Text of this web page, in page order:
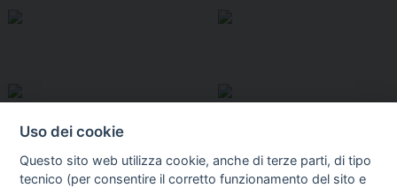
Uso dei cookie
Questo sito web utilizza cookie, anche di terze parti, di tipo
tecnico (per consentire il corretto funzionamento del sito e